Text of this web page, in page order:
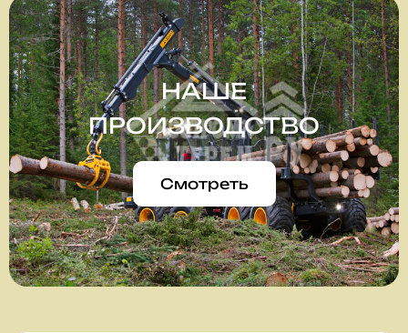
НАШЕ
ПРОИЗВОДСТВО
Смотреть